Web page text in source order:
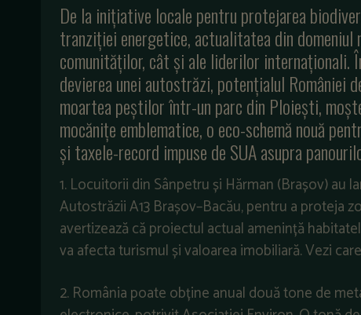
De la inițiative locale pentru protejarea
tranziției energetice, actualitatea din
comunităților, cât și ale liderilor internaționali.
devierea unei autostrăzi, potențialul României
moartea peștilor într-un parc din Ploiești,
mocănițe emblematice, o eco-schemă nouă
și taxele-record impuse de SUA asupra
1. Locuitorii din Sânpetru și Hărman (Brașov) au
Autostrăzii A13 Brașov–Bacău, pentru a proteja
avertizează că proiectul actual amenință
va afecta turismul și valoarea imobiliară. Vezi
2. România poate obține anual două tone de